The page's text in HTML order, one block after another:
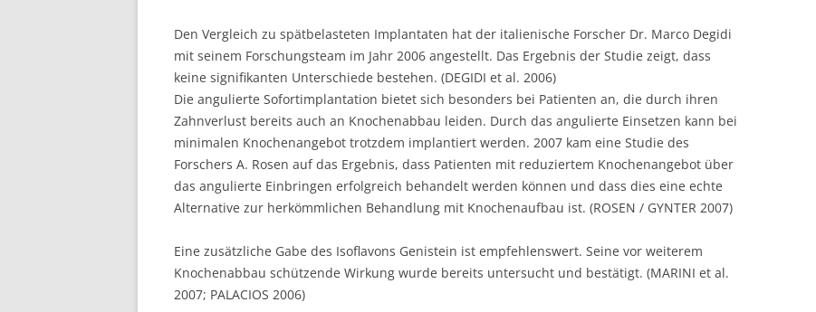
Den Vergleich zu spätbelasteten Implantaten hat der italienische Forscher Dr. Marco Degidi
mit seinem Forschungsteam im Jahr 2006 angestellt. Das Ergebnis der Studie zeigt, dass
keine signifikanten Unterschiede bestehen. (DEGIDI et al. 2006)
Die angulierte Sofortimplantation bietet sich besonders bei Patienten an, die durch ihren
Zahnverlust bereits auch an Knochenabbau leiden. Durch das angulierte Einsetzen kann bei
minimalen Knochenangebot trotzdem implantiert werden. 2007 kam eine Studie des
Forschers A. Rosen auf das Ergebnis, dass Patienten mit reduziertem Knochenangebot über
das angulierte Einbringen erfolgreich behandelt werden können und dass dies eine echte
Alternative zur herkömmlichen Behandlung mit Knochenaufbau ist. (ROSEN / GYNTER 2007)
Eine zusätzliche Gabe des Isoflavons Genistein ist empfehlenswert. Seine vor weiterem
Knochenabbau schützende Wirkung wurde bereits untersucht und bestätigt. (MARINI et al.
2007; PALACIOS 2006)